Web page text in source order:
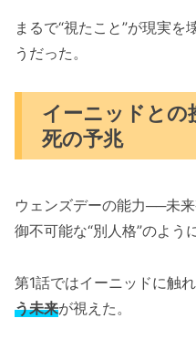
まるで“視たこと”が現実
うだった。
イーニッドとの
死の予兆
ウェンズデーの能力──未
御不可能な“別人格”のよう
第1話ではイーニッドに触れ
う未来が視えた。